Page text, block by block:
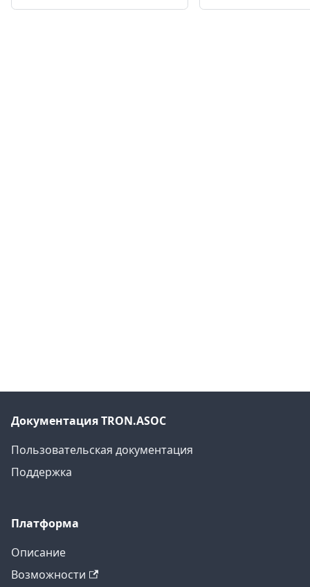
Документация TRON.ASOC
Пользовательская документация
Поддержка
Платформа
Описание
Возможности